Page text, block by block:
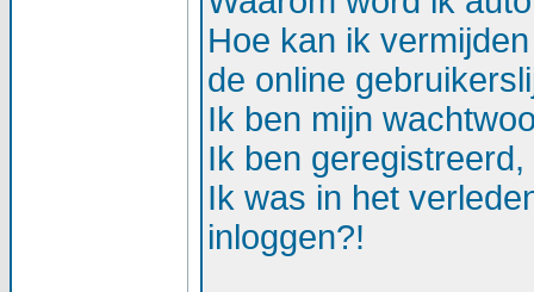
Hoe kan ik
de online
Ik ben mijn
Ik ben
Ik was in het
inloggen?!